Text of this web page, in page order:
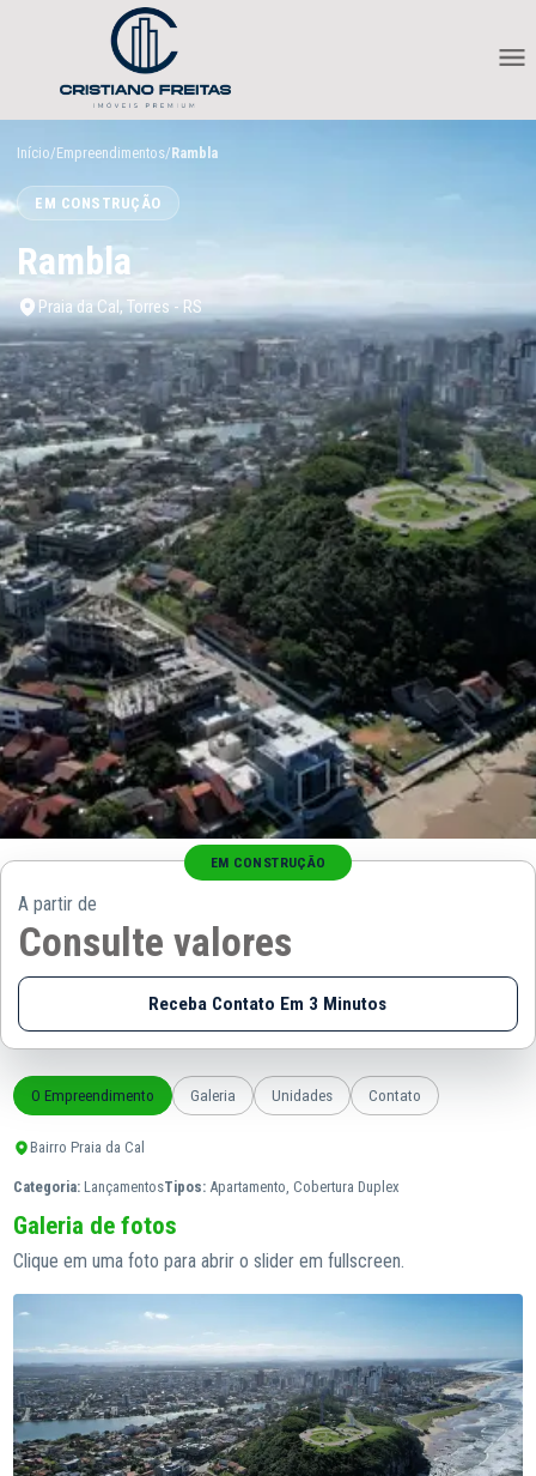
Início/Empreendimentos/Rambla
EM CONSTRUÇÃO
Rambla
Praia da Cal, Torres - RS
EM CONSTRUÇÃO
A partir de
Consulte valores
Receba Contato Em 3 Minutos
O Empreendimento Galeria Unidades Contato
Bairro Praia da Cal
Categoria: LançamentosTipos: Apartamento, Cobertura Duplex
Galeria de fotos
Clique em uma foto para abrir o slider em fullscreen.